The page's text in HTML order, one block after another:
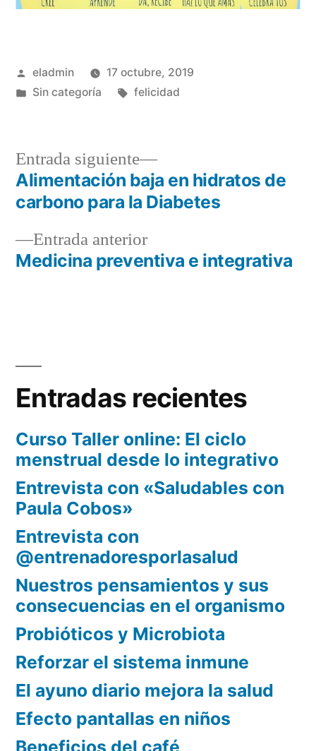
Publicado
por
eladmin
17 octubre, 2019
Publicado
Sin categoría Etiquetas:
felicidad
Navegación
entradas
Entrada anteriorEntrada
anterior:
Medicina preventiva e integrativa
Entrada siguiente
Entrada
siguiente:
Alimentación baja en hidratos de
carbono para la Diabetes
Entradas recientes
Curso Taller online: El ciclo
menstrual desde lo integrativo
Entrevista con «Saludables con
Paula Cobos»
Entrevista con
@entrenadoresporlasalud
Nuestros pensamientos y sus
consecuencias en el organismo
Probióticos y Microbiota
Reforzar el sistema inmune
El ayuno diario mejora la salud
Efecto pantallas en niños